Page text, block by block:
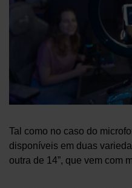
Tal como no caso do
disponíveis em duas
outra de 14”, que vem com